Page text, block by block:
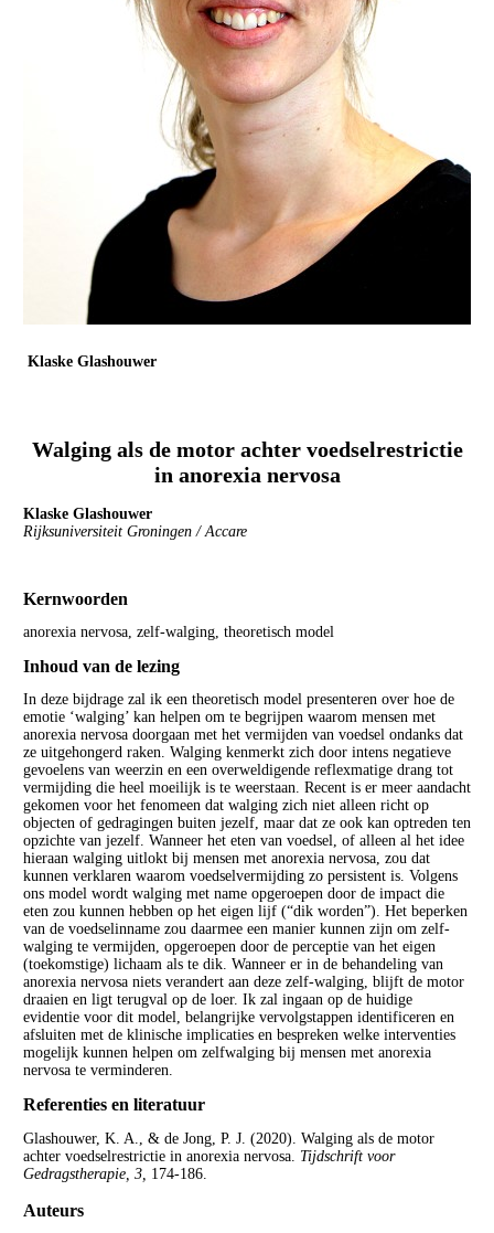
Klaske Glashouwer
Walging als de motor achter voedselrestrictie
in anorexia nervosa
Klaske Glashouwer
Rijksuniversiteit Groningen / Accare
Kernwoorden
anorexia nervosa, zelf-walging, theoretisch model
Inhoud van de lezing
In deze bijdrage zal ik een theoretisch model presenteren over hoe de
emotie ‘walging’ kan helpen om te begrijpen waarom mensen met
anorexia nervosa doorgaan met het vermijden van voedsel ondanks dat
ze uitgehongerd raken. Walging kenmerkt zich door intens negatieve
gevoelens van weerzin en een overweldigende reflexmatige drang tot
vermijding die heel moeilijk is te weerstaan. Recent is er meer aandacht
gekomen voor het fenomeen dat walging zich niet alleen richt op
objecten of gedragingen buiten jezelf, maar dat ze ook kan optreden ten
opzichte van jezelf. Wanneer het eten van voedsel, of alleen al het idee
hieraan walging uitlokt bij mensen met anorexia nervosa, zou dat
kunnen verklaren waarom voedselvermijding zo persistent is. Volgens
ons model wordt walging met name opgeroepen door de impact die
eten zou kunnen hebben op het eigen lijf (“dik worden”). Het beperken
van de voedselinname zou daarmee een manier kunnen zijn om zelf-
walging te vermijden, opgeroepen door de perceptie van het eigen
(toekomstige) lichaam als te dik. Wanneer er in de behandeling van
anorexia nervosa niets verandert aan deze zelf-walging, blijft de motor
draaien en ligt terugval op de loer. Ik zal ingaan op de huidige
evidentie voor dit model, belangrijke vervolgstappen identificeren en
afsluiten met de klinische implicaties en bespreken welke interventies
mogelijk kunnen helpen om zelfwalging bij mensen met anorexia
nervosa te verminderen.
Referenties en literatuur
Glashouwer, K. A., & de Jong, P. J. (2020). Walging als de motor
achter voedselrestrictie in anorexia nervosa. Tijdschrift voor
Gedragstherapie, 3, 174-186.
Auteurs